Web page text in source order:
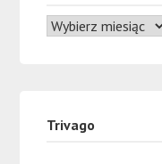
Trivago